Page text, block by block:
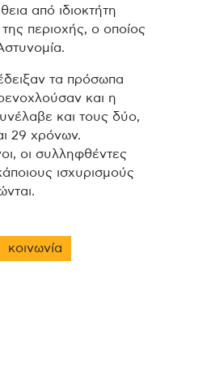
από ιδιοκτήτη
περιοχής, ο οποίος
τα πρόσωπα
και η
και τους δύο,
29 χρόνων.
οι συλληφθέντες
ισχυρισμούς
κοινωνία